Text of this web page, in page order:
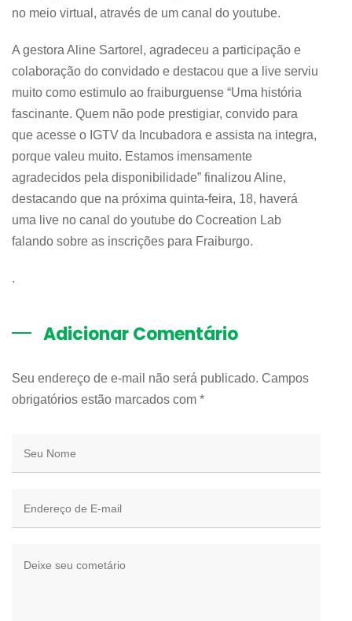
no meio virtual, através de um canal do youtube.
A gestora Aline Sartorel, agradeceu a participação e
colaboração do convidado e destacou que a live serviu
muito como estimulo ao fraiburguense “Uma história
fascinante. Quem não pode prestigiar, convido para
que acesse o IGTV da Incubadora e assista na integra,
porque valeu muito. Estamos imensamente
agradecidos pela disponibilidade” finalizou Aline,
destacando que na próxima quinta-feira, 18, haverá
uma live no canal do youtube do Cocreation Lab
falando sobre as inscrições para Fraiburgo.
.
Adicionar Comentário
Seu endereço de e-mail não será publicado. Campos
obrigatórios estão marcados com *